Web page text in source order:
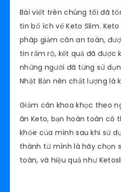
Bài viết trên chúng tôi đã
tin bổ ích về Keto Slim.
pháp giảm cân an toàn,
tin rầm rộ, kết quả đã được
những người đã từng sử
Nhật Bản nên chất lượng là
Giảm cân khoa khọc theo
ăn Keto, bạn hoàn toàn có
khỏe của mình sau khi sử
thành từ mình là hãy chọn
toàn, và hiệu quả như